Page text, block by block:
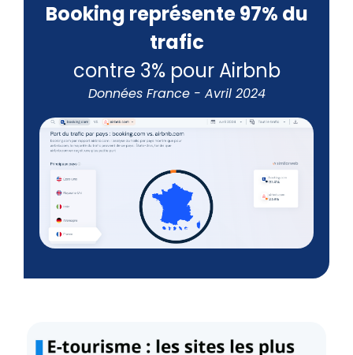
Booking représente 97% du
trafic
contre 3% pour Airbnb
Données France - Avril 2024